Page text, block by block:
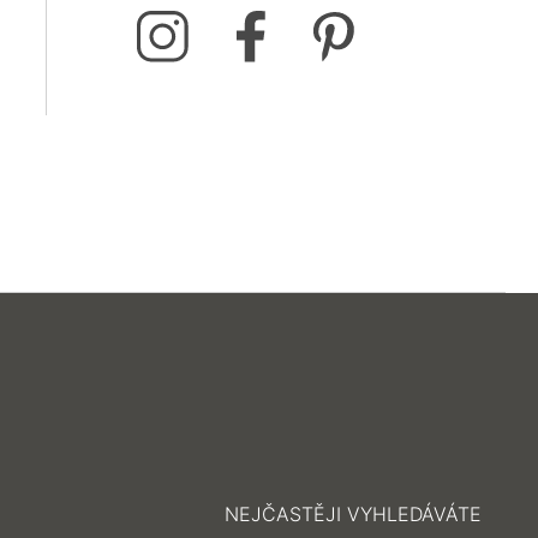
NEJČASTĚJI VYHLEDÁVÁTE